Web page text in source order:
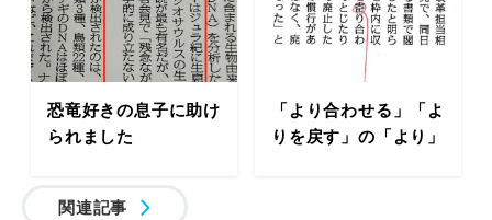
恐竜好きの息子に助け
られました
「より合わせる」「よ
りを戻す」の「より」
関連記事